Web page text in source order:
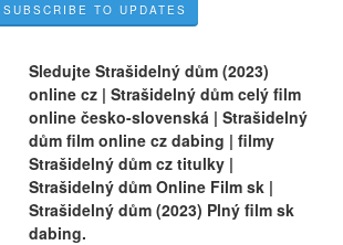
SUBSCRIBE TO UPDATES
Sledujte Strašidelný dům (2023)
online cz | Strašidelný dům celý film
online česko-slovenská | Strašidelný
dům film online cz dabing | filmy
Strašidelný dům cz titulky |
Strašidelný dům Online Film sk |
Strašidelný dům (2023) Plný film sk
dabing.